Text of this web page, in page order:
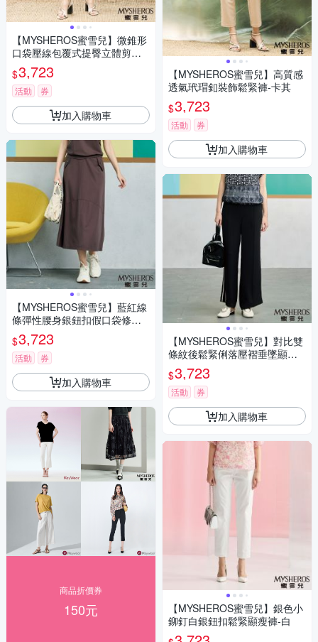
【MYSHEROS蜜雪兒】微錐形
口袋壓線包覆式提臀立體剪裁
修身褲-卡其綠
$3,723
活動 券
加入購物車
【MYSHEROS蜜雪兒】藍紅線
條彈性腰身銀鈕扣假口袋修身
長裙-咖啡
$3,723
活動 券
加入購物車
商品折價券
150元
【MYSHEROS蜜雪兒】高質感
透氣玳瑁釦裝飾鬆緊褲-卡其
$3,723
活動 券
加入購物車
【MYSHEROS蜜雪兒】對比雙
條紋後鬆緊俐落壓褶垂墜顯瘦
寬褲-黑
$3,723
活動 券
加入購物車
【MYSHEROS蜜雪兒】銀色小
鉚釘白銀鈕扣鬆緊顯瘦褲-白